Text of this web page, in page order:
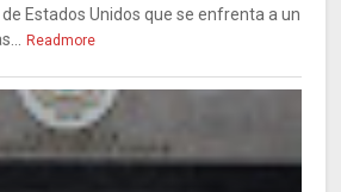
Estados Unidos que se enfrenta a un
Readmore